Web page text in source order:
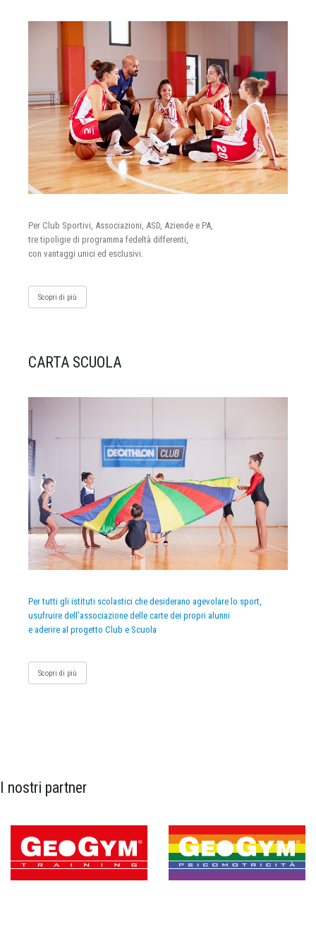
Per Club Sportivi, Associazioni, ASD, Aziende e PA,
tre tipoligie di programma fedeltà differenti,
con vantaggi unici ed esclusivi.
Scopri di più
CARTA SCUOLA
Per tutti gli istituti scolastici che desiderano agevolare lo sport,
usufruire dell’associazione delle carte dei propri alunni
e aderire al progetto Club e Scuola
Scopri di più
I nostri partner